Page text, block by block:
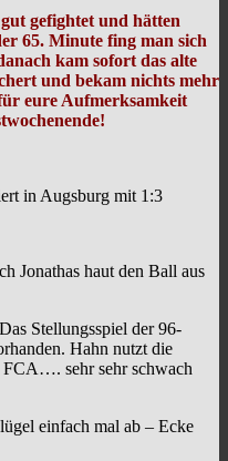
gefightet und hätten
65. Minute fing man sich
kam sofort das alte
und bekam nichts mehr
eure Aufmerksamkeit
in Augsburg mit 1:3
Jonathas haut den Ball aus
Stellungsspiel der 96-
Hahn nutzt die
FCA…. sehr sehr schwach
einfach mal ab – Ecke